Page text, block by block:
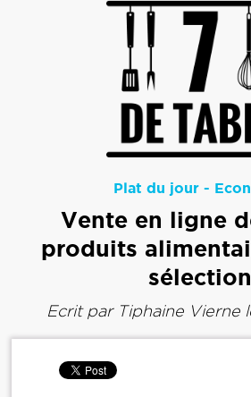
Plat du jour-
Vente en ligne
produits
sélection
Ecrit par Tiphaine Vierne